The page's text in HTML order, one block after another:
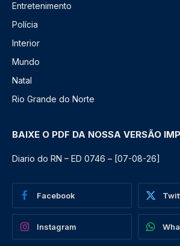
Entretenimento
Polícia
Interior
Mundo
Natal
Rio Grande do Norte
BAIXE O PDF DA NOSSA VERSÃO
Diario do RN – ED 0746 – [07-08-26]
Facebook
Instagram